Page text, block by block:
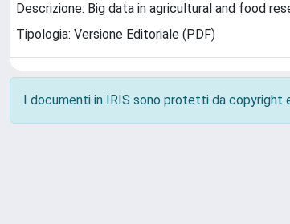
Descrizione: Big data in agricultural and food
Tipologia: Versione Editoriale (PDF)
I documenti in IRIS sono protetti da copyright